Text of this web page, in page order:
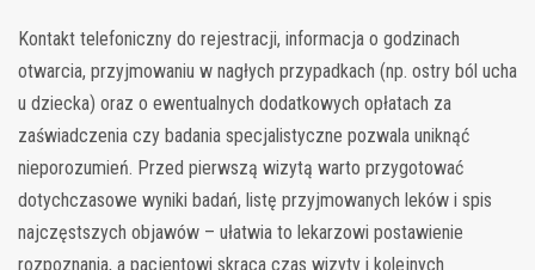
Kontakt telefoniczny do rejestracji, informacja o godzinach
otwarcia, przyjmowaniu w nagłych przypadkach (np. ostry ból ucha
u dziecka) oraz o ewentualnych dodatkowych opłatach za
zaświadczenia czy badania specjalistyczne pozwala uniknąć
nieporozumień. Przed pierwszą wizytą warto przygotować
dotychczasowe wyniki badań, listę przyjmowanych leków i spis
najczęstszych objawów – ułatwia to lekarzowi postawienie
rozpoznania, a pacjentowi skraca czas wizyty i kolejnych